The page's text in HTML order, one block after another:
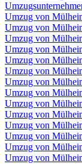
Umzug von
Umzug von
Umzug von
Umzug von
Umzug von
Umzug von
Umzug von
Umzug von
Umzug von
Umzug von
Umzug von
Umzug von
Umzug von
Umzug von